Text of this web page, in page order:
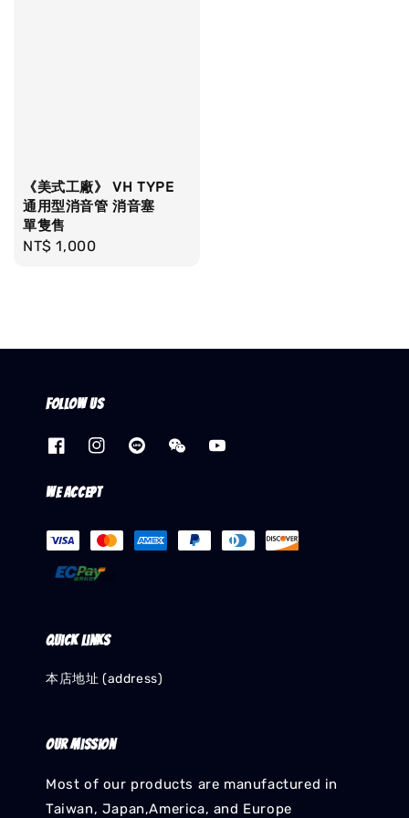
《美式工廠》 VH TYPE
通用型消音管 消音塞
單隻售
Regular
NT$ 1,000
Follow us
We accept
Quick links
本店地址 (address)
Our mission
Most of our products are manufactured in
Taiwan, Japan,America, and Europe